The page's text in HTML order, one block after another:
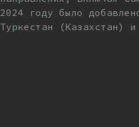
2024 году было
Туркестан (Казахстан)